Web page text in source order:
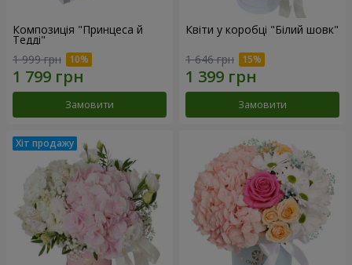
Композиція "Принцеса й
Тедді"
1 999 грн
Замовити
Квіти у коробці "Білий шовк"
1 646 грн
Замовити